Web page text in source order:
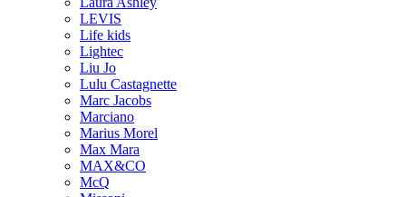
LEVIS
Life kids
Lightec
Liu Jo
Lulu Castagnette
Marc Jacobs
Marciano
Marius Morel
Max Mara
MAX&CO
McQ